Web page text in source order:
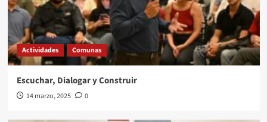
Actividades Comunas
Escuchar, Dialogar y Construir
14 marzo, 2025 0